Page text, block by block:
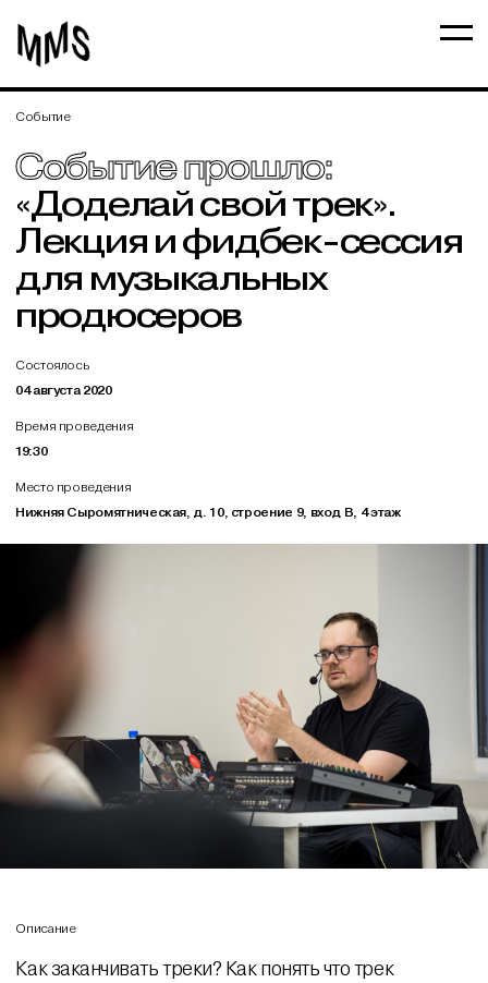
Событие
Событие прошло:
«Доделай свой трек».
Лекция и фидбек-сессия
для музыкальных
продюсеров
Состоялось
04 августа 2020
Время проведения
19:30
Место проведения
Нижняя Сыромятническая, д. 10, строение 9, вход В, 4 этаж
Описание
Как заканчивать треки? Как понять что трек